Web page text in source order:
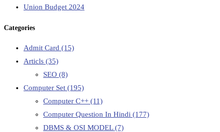
Union Budget 2024
Categories
Admit Card (15)
Articls (35)
SEO (8)
Computer Set (195)
Computer C++ (11)
Computer Question In Hindi (177)
DBMS & OSI MODEL(7)